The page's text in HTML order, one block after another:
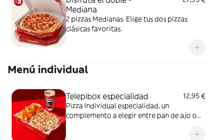
Mediana
2 pizzas Medianas. Elige tus dos pizzas
clásicas favoritas.
Menú individual
Telepibox especialidad
12,95 €
Pizza Individual especialidad, un
complemento a elegir entre pan de ajo o